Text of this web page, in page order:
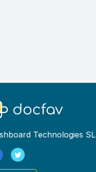
Technologies SL